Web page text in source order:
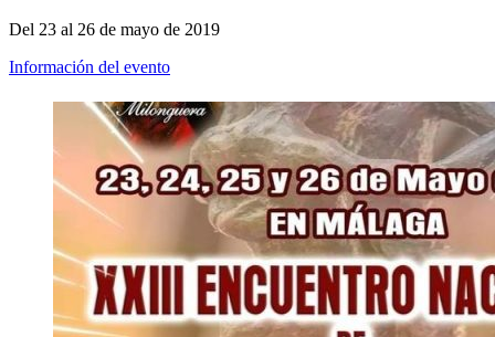
Del 23 al 26 de mayo de 2019
Información del evento